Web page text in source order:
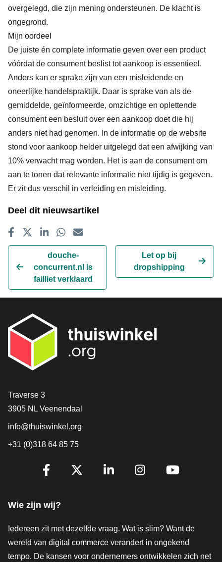
overgelegd, die zijn mening ondersteunen. De klacht is
ongegrond.
Mijn oordeel
De juiste én complete informatie geven over een product
vóórdat de consument beslist tot aankoop is essentieel.
Anders kan er sprake zijn van een misleidende en
oneerlijke handelspraktijk. Daar is sprake van als de
gemiddelde, geïnformeerde, omzichtige en oplettende
consument een besluit over een aankoop doet die hij
anders niet had genomen. In de informatie op de website
stond voor aankoop helder uitgelegd dat een afwijking van
10% verwacht mag worden. Het is aan de consument om
aan te tonen dat relevante informatie niet tijdig is gegeven.
Er zit dus verschil in verleiding en misleiding.
Deel dit nieuwsartikel
Delen op Facebook
TweetDelen op LinkedIn
Delen op WhatsApp
E-mailadres
douche-
concurrent.nl is
failliet verklaard
Let op bij
dropshipping
Contact
Traverse 3
3905 NL Veenendaal
info@thuiswinkel.org
+31 (0)318 64 85 75
Volg je ons al?
Wie zijn wij?
Iedereen zit met dezelfde vraag. Wat is slim? Want de
wereld van digital commerce verandert in ongekend
tempo. De kansen voor ondernemers ontwikkelen zich net